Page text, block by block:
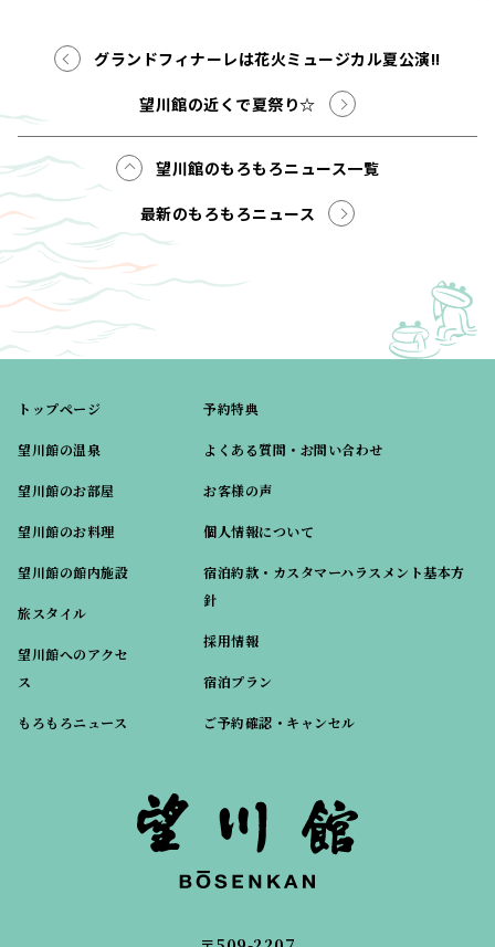
グランドフィナーレは花火ミュージカル夏公演!!
望川館の近くで夏祭り☆
望川館のもろもろニュース一覧
最新のもろもろニュース
トップページ
望川館の温泉
望川館のお部屋
望川館のお料理
望川館の館内施設
旅スタイル
望川館へのアクセ
ス
もろもろニュース
予約特典
よくある質問・お問い合わせ
お客様の声
個人情報について
宿泊約款・カスタマーハラスメント基本方
針
採用情報
宿泊プラン
ご予約確認・キャンセル